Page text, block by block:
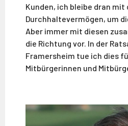
Kunden, ich bleibe dran
Durchhaltevermögen, um
Aber immer mit diesen
die Richtung vor. In der
Framersheim tue ich dies
Mitbürgerinnen und